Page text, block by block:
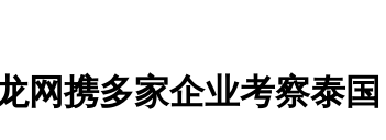
网携多家企业考察泰国